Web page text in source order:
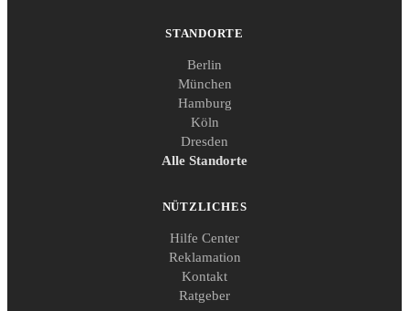
STANDORTE
Berlin
München
Hamburg
Köln
Dresden
Alle Standorte
NÜTZLICHES
Hilfe Center
Reklamation
Kontakt
Ratgeber